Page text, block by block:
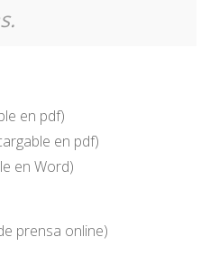
en pdf)
en pdf)
en Word)
prensa online)